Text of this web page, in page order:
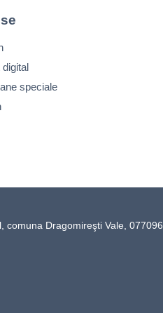
speciale
Dragomireşti Vale, 077096,